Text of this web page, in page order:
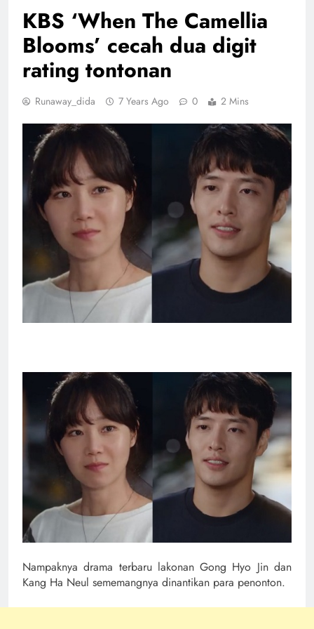
KBS ‘When The Camellia
Blooms’ cecah dua digit
rating tontonan
Runaway_dida 7 Years Ago 0 2 Mins
Nampaknya drama terbaru lakonan Gong Hyo Jin dan
Kang Ha Neul sememangnya dinantikan para penonton.